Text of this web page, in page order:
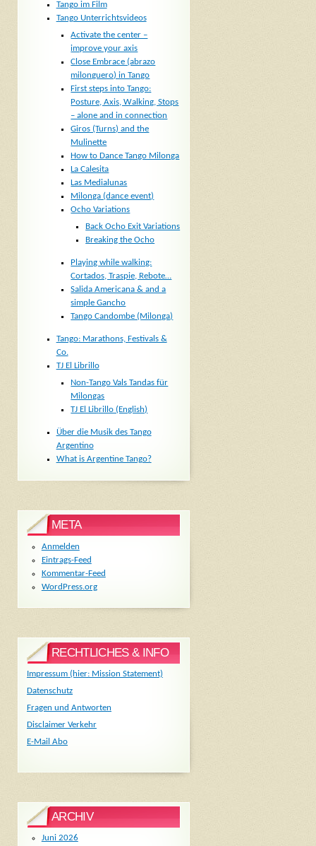
Tango im Film
Tango Unterrichtsvideos
Activate the center –
improve your axis
Close Embrace (abrazo
milonguero) in Tango
First steps into Tango:
Posture, Axis, Walking, Stops
– alone and in connection
Giros (Turns) and the
Mulinette
How to Dance Tango Milonga
La Calesita
Las Medialunas
Milonga (dance event)
Ocho Variations
Back Ocho Exit Variations
Breaking the Ocho
Playing while walking:
Cortados, Traspie, Rebote…
Salida Americana & and a
simple Gancho
Tango Candombe (Milonga)
Tango: Marathons, Festivals &
Co.
TJ El Librillo
Non-Tango Vals Tandas für
Milongas
TJ El Librillo (English)
Über die Musik des Tango
Argentino
What is Argentine Tango?
META
Anmelden
Eintrags-Feed
Kommentar-Feed
WordPress.org
RECHTLICHES & INFO
Impressum (hier: Mission Statement)
Datenschutz
Fragen und Antworten
Disclaimer Verkehr
E-Mail Abo
ARCHIV
Juni 2026